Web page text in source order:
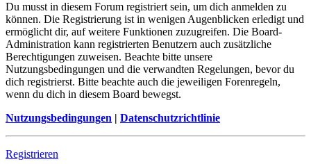
Du musst in diesem Forum registriert sein, um dich anmelden zu
können. Die Registrierung ist in wenigen Augenblicken erledigt und
ermöglicht dir, auf weitere Funktionen zuzugreifen. Die Board-
Administration kann registrierten Benutzern auch zusätzliche
Berechtigungen zuweisen. Beachte bitte unsere
Nutzungsbedingungen und die verwandten Regelungen, bevor du
dich registrierst. Bitte beachte auch die jeweiligen Forenregeln,
wenn du dich in diesem Board bewegst.
Nutzungsbedingungen | Datenschutzrichtlinie
Registrieren